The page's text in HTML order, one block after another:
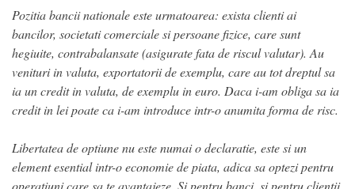
Pozitia bancii nationale este urmatoarea: exista clienti ai
bancilor, societati comerciale si persoane fizice, care sunt
hegiuite, contrabalansate (asigurate fata de riscul valutar). Au
venituri in valuta, exportatorii de exemplu, care au tot dreptul sa
ia un credit in valuta, de exemplu in euro. Daca i-am obliga sa ia
credit in lei poate ca i-am introduce intr-o anumita forma de risc.
Libertatea de optiune nu este numai o declaratie, este si un
element esential intr-o economie de piata, adica sa optezi pentru
operatiuni care sa te avantajeze. Si pentru banci, si pentru clientii